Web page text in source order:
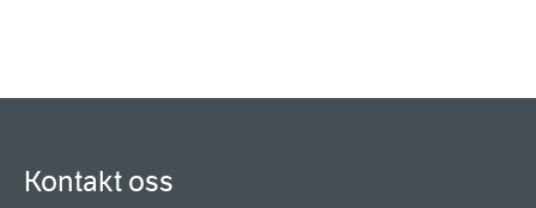
Kontakt oss